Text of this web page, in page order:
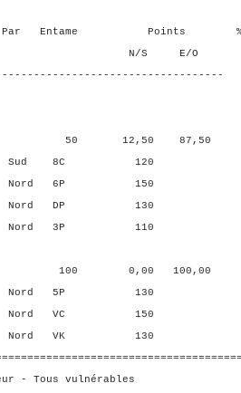
Entame Points %
N/S E/O N/
12,50 87,50
Sud 8C 120
Nord 6P 150
DP 130
3P 110
0,00 100,00
5P 130
VC 150
VK 130
- Tous vulnérables